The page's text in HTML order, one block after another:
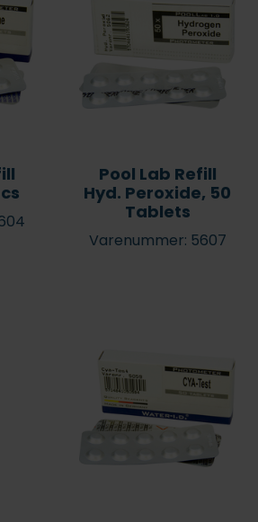
Pool Lab Refill
Hyd. Peroxide, 50
Tablets
Varenummer: 5607